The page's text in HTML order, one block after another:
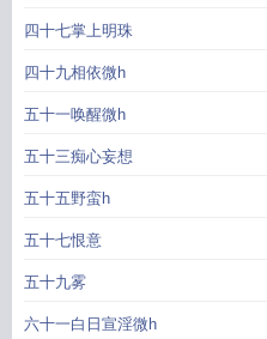
四十七掌上明珠
四十九相依微h
五十一唤醒微h
五十三痴心妄想
五十五野蛮h
五十七恨意
五十九雾
六十一白日宣淫微h